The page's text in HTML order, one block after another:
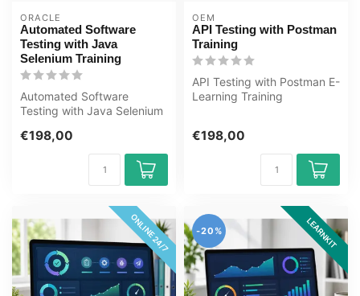
ORACLE
Automated Software
Testing with Java
Selenium Training
Automated Software
Testing with Java Selenium
Gecertificeerd...
€198,00
OEM
API Testing with Postman
Training
API Testing with Postman E-
Learning Training
€198,00
ONLINE 24/7 LEARNKIT
-20%